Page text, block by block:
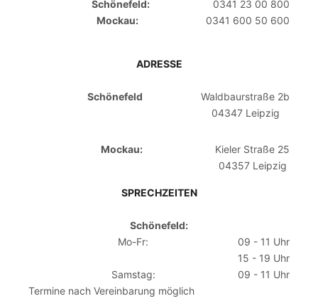
Schönefeld:
0341 23 00 800
Mockau:
0341 600 50 600
ADRESSE
Schönefeld
Waldbaurstraße 2b
04347 Leipzig
Mockau:
Kieler Straße 25
04357 Leipzig
SPRECHZEITEN
Schönefeld:
Mo-Fr:
09 - 11 Uhr
15 - 19 Uhr
Samstag:
09 - 11 Uhr
Termine nach Vereinbarung möglich